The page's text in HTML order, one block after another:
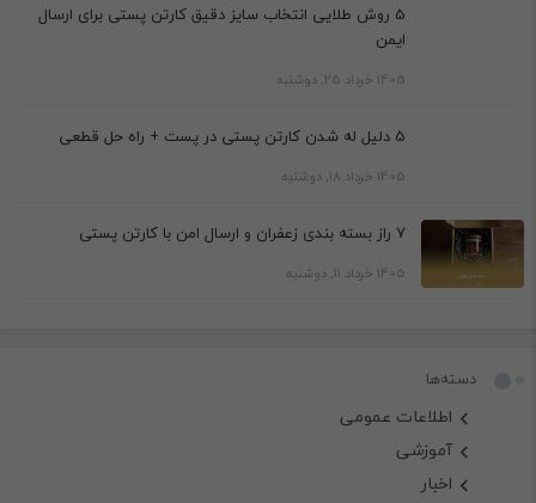
5 روش طلایی انتخاب سایز دقیق کارتن پستی برای ارسال
ایمن
1405 خرداد 25, دوشنبه
5 دلیل له شدن کارتن پستی در پست + راه حل قطعی
1405 خرداد 18, دوشنبه
7 راز بسته بندی زعفران و ارسال امن با کارتن پستی
1405 خرداد 11, دوشنبه
دسته‌ها
اطلاعات عمومی
آموزشی
اخبار